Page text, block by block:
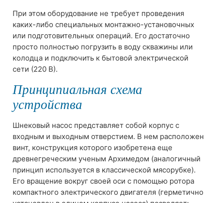
При этом оборудование не требует проведения
каких-либо специальных монтажно-установочных
или подготовительных операций. Его достаточно
просто полностью погрузить в воду скважины или
колодца и подключить к бытовой электрической
сети (220 В).
Принципиальная схема
устройства
Шнековый насос представляет собой корпус с
входным и выходным отверстием. В нем расположен
винт, конструкция которого изобретена еще
древнегреческим ученым Архимедом (аналогичный
принцип используется в классической мясорубке).
Его вращение вокруг своей оси с помощью ротора
компактного электрического двигателя (герметично